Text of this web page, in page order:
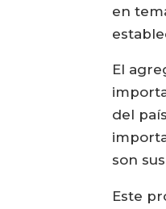
en
El
del
son
Este